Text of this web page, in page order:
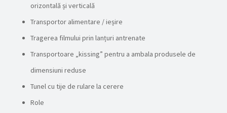
orizontală și verticală
Transportor alimentare / ieșire
Tragerea filmului prin lanțuri antrenate
Transportoare „kissing” pentru a ambala produsele de
dimensiuni reduse
Tunel cu tije de rulare la cerere
Role